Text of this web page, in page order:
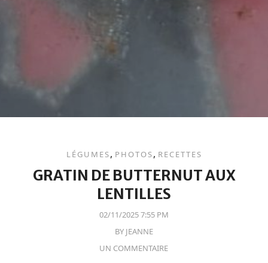
LÉGUMES, PHOTOS, RECETTES
GRATIN DE BUTTERNUT AUX
LENTILLES
02/11/2025 7:55 PM
BY JEANNE
UN COMMENTAIRE